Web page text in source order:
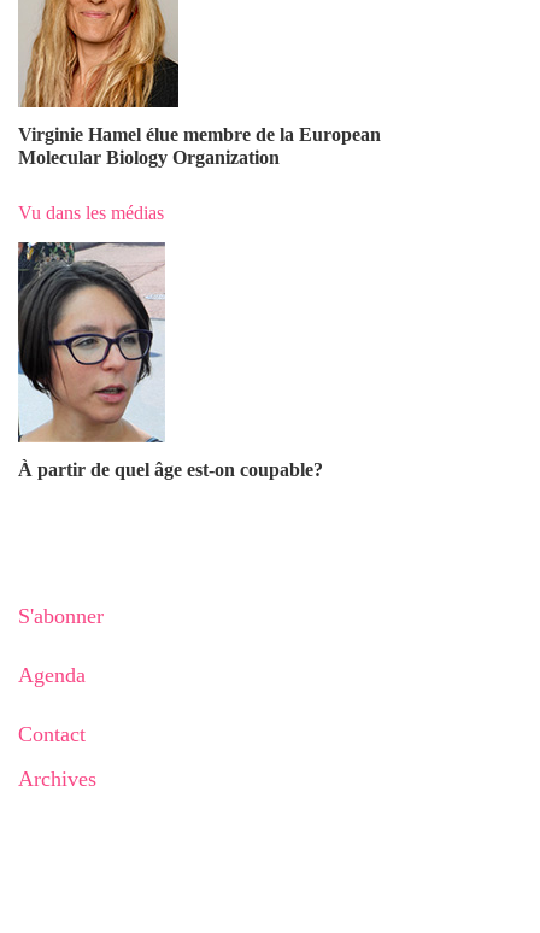
Virginie Hamel élue membre de la European
Molecular Biology Organization
Vu dans les médias
À partir de quel âge est-on coupable?
S'abonner
Agenda
Contact
Archives